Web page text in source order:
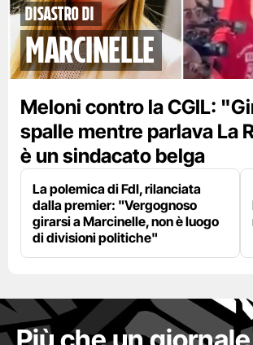
disastro di
marcinelle
Meloni contro la CGIL:
spalle mentre parlava La
è un sindacato belga
La polemica di FdI, rilanciata
dalla premier: "Vergognoso
girarsi a Marcinelle, non è luogo
di divisioni politiche"